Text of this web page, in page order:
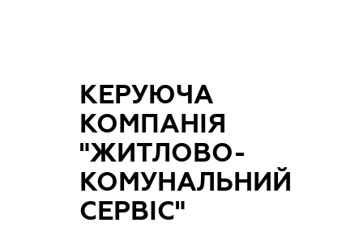
КЕРУЮЧА
КОМПАНІЯ
"ЖИТЛОВО-
КОМУНАЛЬНИЙ
СЕРВІС"